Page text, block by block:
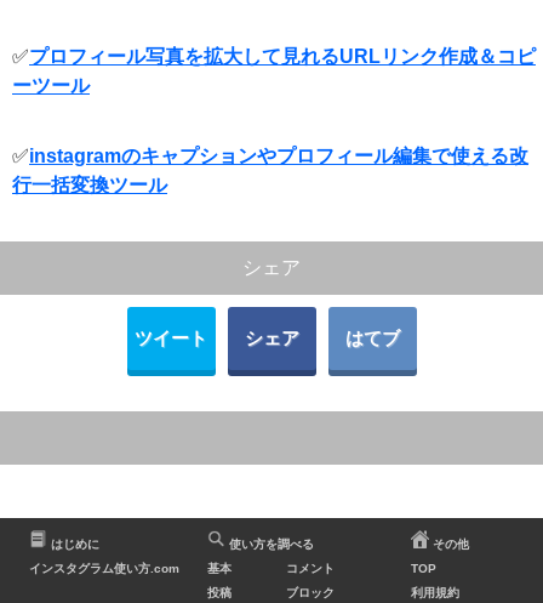
✅プロフィール写真を拡大して見れるURLリンク作成＆コピ
ーツール
✅instagramのキャプションやプロフィール編集で使える改
行一括変換ツール
シェア
ツイート シェア はてブ
はじめに
インスタグラム使い方.com
使い方を調べる
基本
投稿
コメント
ブロック
その他
TOP
利用規約